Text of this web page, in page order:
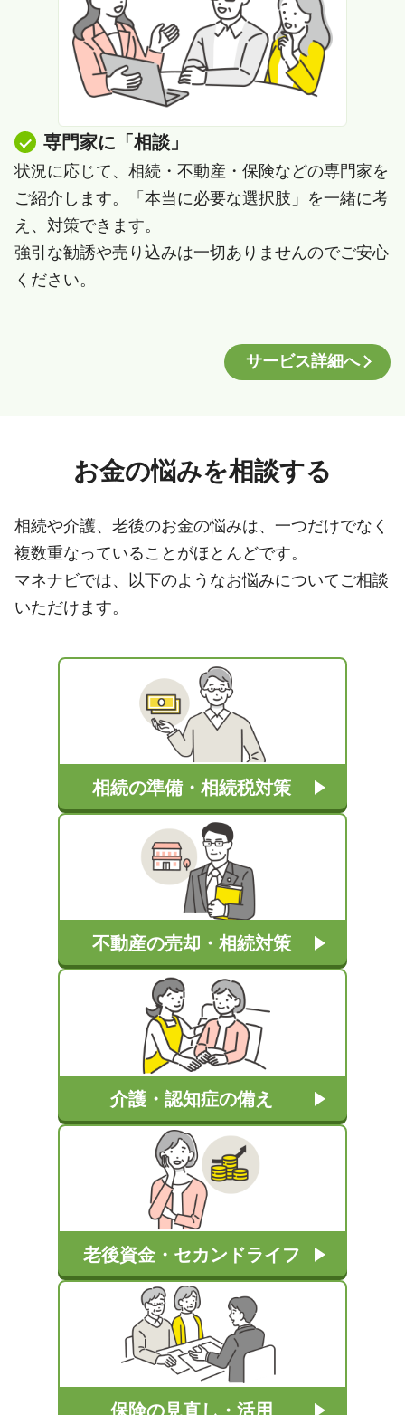
専門家に「相談」
状況に応じて、相続・不動産・保険などの専門家を
ご紹介します。「本当に必要な選択肢」を一緒に考
え、対策できます。
強引な勧誘や売り込みは一切ありませんのでご安心
ください。
サービス詳細へ
お金の悩みを相談する
相続や介護、老後のお金の悩みは、一つだけでなく
複数重なっていることがほとんどです。
マネナビでは、以下のようなお悩みについてご相談
いただけます。
相続の準備・相続税対策
不動産の売却・相続対策
介護・認知症の備え
老後資金・セカンドライフ
保険の見直し・活用